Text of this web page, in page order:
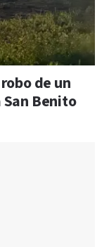
de un
Benito